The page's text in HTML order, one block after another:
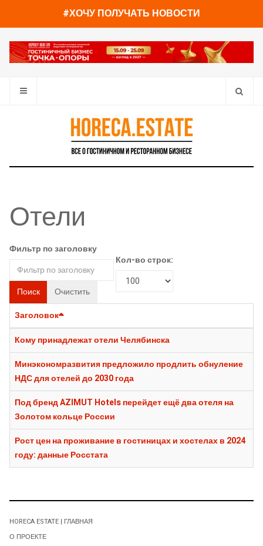
#ХОЧУ ПОЛУЧАТЬ НОВОСТИ
Отели
Фильтр по заголовку
Поиск Очистить
Кол-во строк:
Заголовок
Кому принадлежат отели Челябинска
Минэкономразвития предложило продлить обнуление
НДС для отелей до 2030 года
Под бренд AZIMUT Hotels перейдет ещё два отеля на
Золотом кольце России
Рост цен на проживание в гостиницах и хостелах в 2024
году: данные Росстата
HORECA ESTATE | ГЛАВНАЯ
О ПРОЕКТЕ